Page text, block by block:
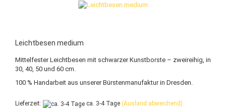
Leichtbesen medium
Mittelfester Leichtbesen mit schwarzer Kunstborste – zweireihig, in
30, 40, 50 und 60 cm.
100 % Handarbeit aus unserer Bürstenmanufaktur in Dresden.
Lieferzeit: ca. 3-4 Tage (Ausland abweichend)